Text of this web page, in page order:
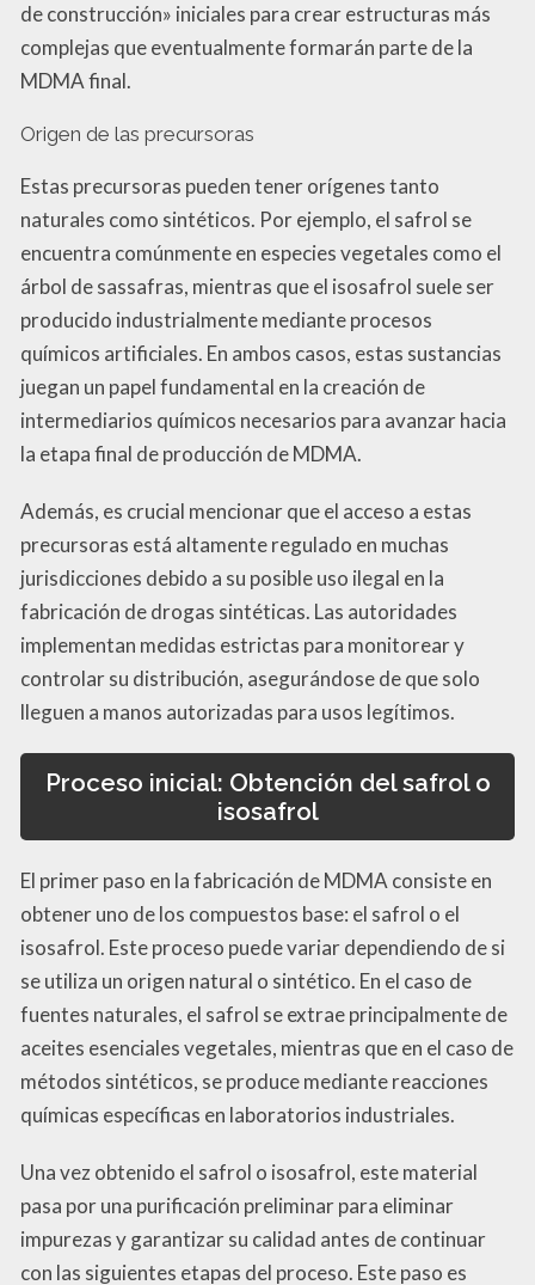
de construcción» iniciales para crear estructuras más
complejas que eventualmente formarán parte de la
MDMA final.
Origen de las precursoras
Estas precursoras pueden tener orígenes tanto
naturales como sintéticos. Por ejemplo, el safrol se
encuentra comúnmente en especies vegetales como el
árbol de sassafras, mientras que el isosafrol suele ser
producido industrialmente mediante procesos
químicos artificiales. En ambos casos, estas sustancias
juegan un papel fundamental en la creación de
intermediarios químicos necesarios para avanzar hacia
la etapa final de producción de MDMA.
Además, es crucial mencionar que el acceso a estas
precursoras está altamente regulado en muchas
jurisdicciones debido a su posible uso ilegal en la
fabricación de drogas sintéticas. Las autoridades
implementan medidas estrictas para monitorear y
controlar su distribución, asegurándose de que solo
lleguen a manos autorizadas para usos legítimos.
Proceso inicial: Obtención del safrol o
isosafrol
El primer paso en la fabricación de MDMA consiste en
obtener uno de los compuestos base: el safrol o el
isosafrol. Este proceso puede variar dependiendo de si
se utiliza un origen natural o sintético. En el caso de
fuentes naturales, el safrol se extrae principalmente de
aceites esenciales vegetales, mientras que en el caso de
métodos sintéticos, se produce mediante reacciones
químicas específicas en laboratorios industriales.
Una vez obtenido el safrol o isosafrol, este material
pasa por una purificación preliminar para eliminar
impurezas y garantizar su calidad antes de continuar
con las siguientes etapas del proceso. Este paso es